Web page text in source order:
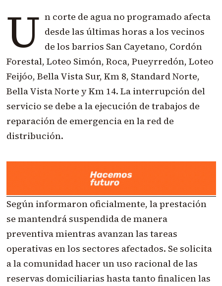
U n corte de agua no programado afecta
desde las últimas horas a los vecinos
de los barrios San Cayetano, Cordón
Forestal, Loteo Simón, Roca, Pueyrredón, Loteo
Feijóo, Bella Vista Sur, Km 8, Standard Norte,
Bella Vista Norte y Km 14. La interrupción del
servicio se debe a la ejecución de trabajos de
reparación de emergencia en la red de
distribución.
Según informaron oficialmente, la prestación
se mantendrá suspendida de manera
preventiva mientras avanzan las tareas
operativas en los sectores afectados. Se solicita
a la comunidad hacer un uso racional de las
reservas domiciliarias hasta tanto finalicen las